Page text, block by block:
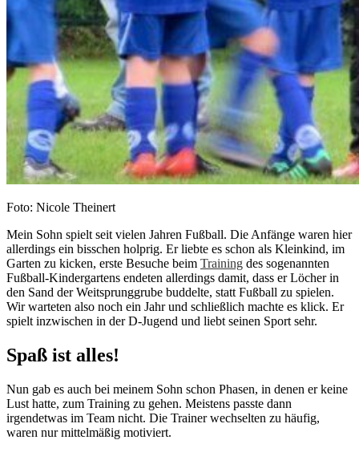
Foto: Nicole Theinert
Mein Sohn spielt seit vielen Jahren Fußball. Die Anfänge waren hier
allerdings ein bisschen holprig. Er liebte es schon als Kleinkind, im
Garten zu kicken, erste Besuche beim Training des sogenannten
Fußball-Kindergartens endeten allerdings damit, dass er Löcher in
den Sand der Weitsprunggrube buddelte, statt Fußball zu spielen.
Wir warteten also noch ein Jahr und schließlich machte es klick. Er
spielt inzwischen in der D-Jugend und liebt seinen Sport sehr.
Spaß ist alles!
Nun gab es auch bei meinem Sohn schon Phasen, in denen er keine
Lust hatte, zum Training zu gehen. Meistens passte dann
irgendetwas im Team nicht. Die Trainer wechselten zu häufig,
waren nur mittelmäßig motiviert.